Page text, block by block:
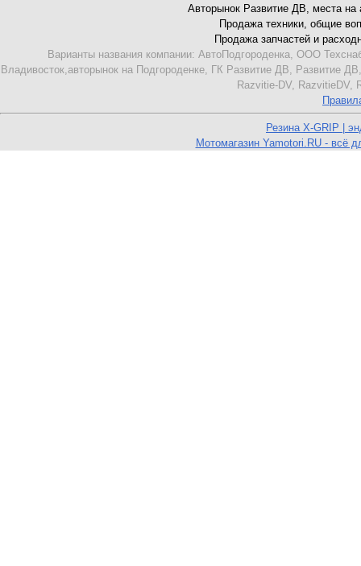
Авторынок Развитие ДВ, места на
Продажа техники, общие
Продажа запчастей и
Варианты названия компании: АвтоПодгороденка, ООО
Владивосток,авторынок на Подгороденке, ГК Развитие ДВ,
Razvitie-DV, RazvitieDV,
Резина X-GRIP |
Мотомагазин Yamotori.RU - всё